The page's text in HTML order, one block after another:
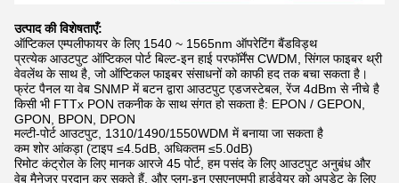
उत्पाद की विशेषताएँ:
ऑप्टिकल एम्पलीफायर के लिए 1540 ~ 1565nm ऑपरेटिंग बैंडविड्थ
प्रत्येक आउटपुट ऑप्टिकल पोर्ट बिल्ट-इन हाई परफॉर्मेंस CWDM, सिंगल फाइबर थ्री
वेवलेंथ के साथ है, जो ऑप्टिकल फाइबर संसाधनों को काफी हद तक बचा सकता है।
फ्रंट पैनल या वेब SNMP में बटन द्वारा आउटपुट एडजस्टेबल, रेंज 4dBm से नीचे है
किसी भी FTTx PON तकनीक के साथ संगत हो सकता है: EPON / GEPON,
GPON, BPON, DPON
मल्टी-पोर्ट आउटपुट, 1310/1490/1550WDM में बनाया जा सकता है
कम शोर आंकड़ा (टाइप ≤4.5dB, अधिकतम ≤5.0dB)
रिमोट कंट्रोल के लिए मानक आरजे 45 पोर्ट, हम पसंद के लिए आउटपुट अनुबंध और
वेब मैनेजर प्रदान कर सकते हैं, और प्लग-इन एसएनएमपी हार्डवेयर को अपडेट के लिए